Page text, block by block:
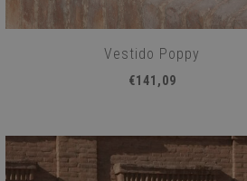
Vestido Poppy
€141,09